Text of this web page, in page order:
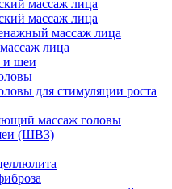
массаж лица
массаж лица
массаж лица
лица
и шеи
для стимуляции роста
массаж головы
(ШВЗ)